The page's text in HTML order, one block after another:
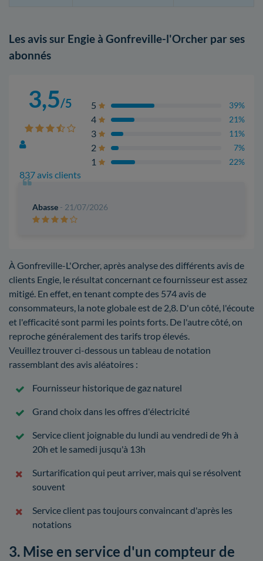
Les avis sur Engie à Gonfreville-l'Orcher par ses
abonnés
3,5/5
837 avis clients
5 39%
4 21%
3 11%
2 7%
1 22%
Abasse - 21/07/2026
À Gonfreville-L'Orcher, après analyse des différents avis de
clients Engie, le résultat concernant ce fournisseur est assez
mitigé. En effet, en tenant compte des 574 avis de
consommateurs, la note globale est de 2,8. D'un côté, l'écoute
et l'efficacité sont parmi les points forts. De l'autre côté, on
reproche généralement des tarifs trop élevés.
Veuillez trouver ci-dessous un tableau de notation
rassemblant des avis aléatoires :
Fournisseur historique de gaz naturel
Grand choix dans les offres d'électricité
Service client joignable du lundi au vendredi de 9h à
20h et le samedi jusqu'à 13h
Surtarification qui peut arriver, mais qui se résolvent
souvent
Service client pas toujours convaincant d'après les
notations
3. Mise en service d'un compteur de